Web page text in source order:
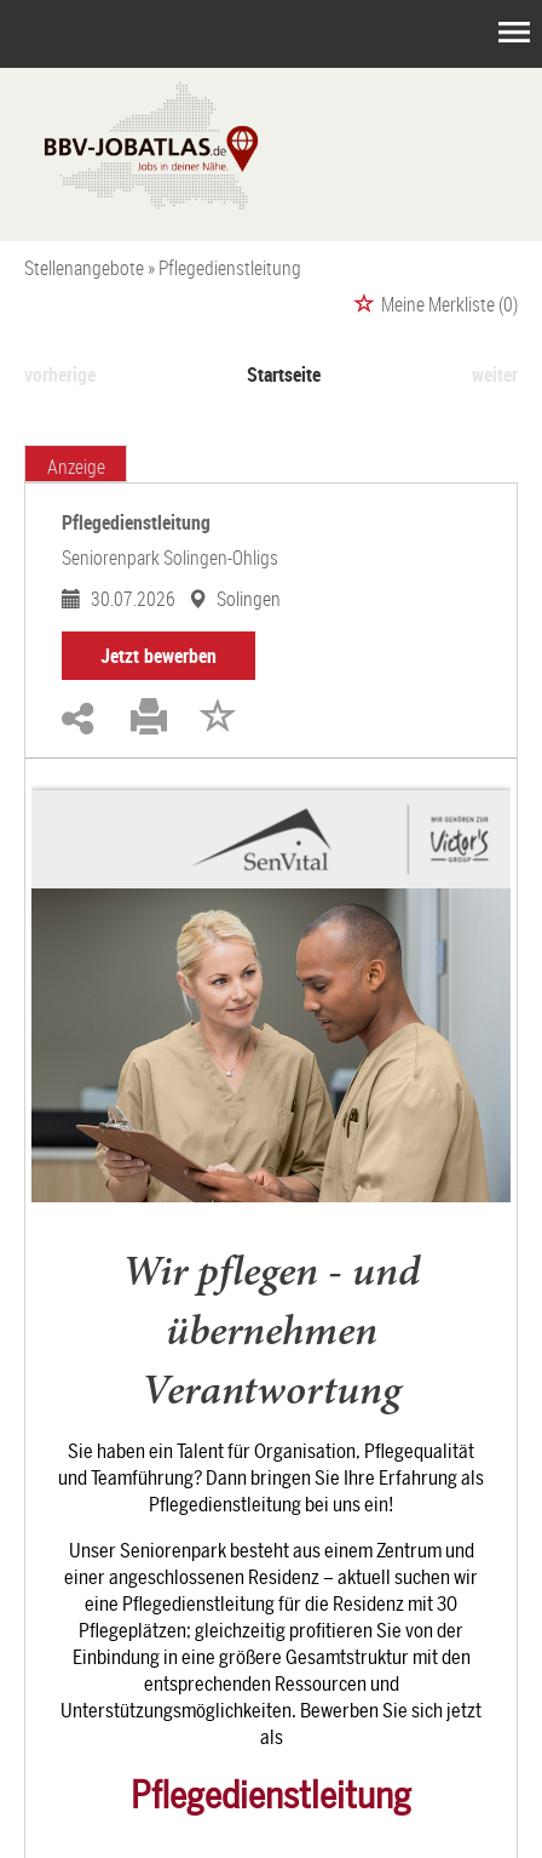
Stellenangebote Pflegedienstleitung
Meine Merkliste(0)
vorherige Startseite weiter
Anzeige
Pflegedienstleitung
Seniorenpark Solingen-Ohligs
30.07.2026
Solingen
Jetzt bewerben